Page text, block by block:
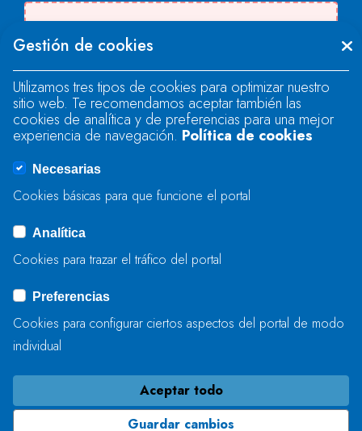
"text".
Se produjo un error al cargar el campo
"text".
Se produjo un error al cargar el campo
ENVIAR
Gestión de cookies
Utilizamos tres tipos de cookies para optimizar nuestro
sitio web. Te recomendamos aceptar también las
cookies de analítica y de preferencias para una mejor
experiencia de navegación. Política de cookies
Necesarias
Cookies básicas para que funcione el portal
Analítica
Cookies para trazar el tráfico del portal
Preferencias
Cookies para configurar ciertos aspectos del portal de modo
individual
Aceptar todo
Guardar cambios